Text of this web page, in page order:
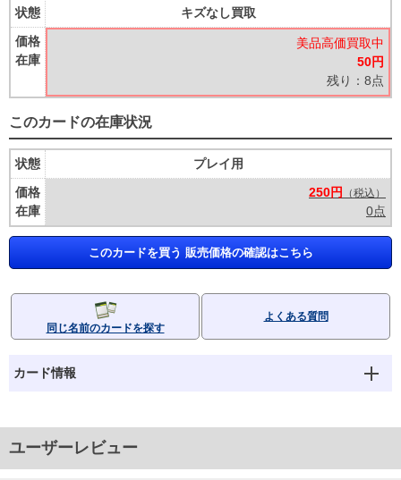
状態
価格
在庫
キズなし買取
美品高価買取中
50円
残り：8点
このカードの在庫状況
状態
価格
在庫
プレイ用
250円
（税込）
0点
このカードを買う 販売価格の確認はこちら
同じ名前のカードを探す
よくある質問
カード情報
ユーザーレビュー